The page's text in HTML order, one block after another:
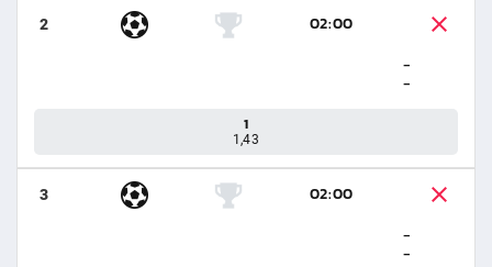
2
02:00
-
-
1
1,43
3
02:00
-
-